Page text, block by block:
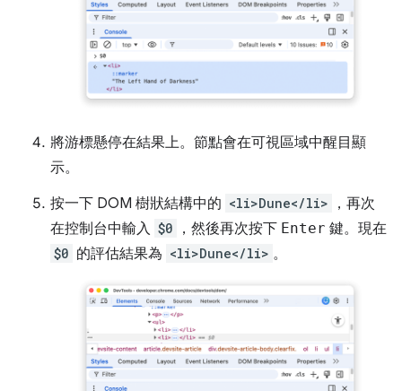
將游標懸停在結果上。節點會在可視區域中醒目顯
示。
按一下 DOM 樹狀結構中的 <li>Dune</li>
，再次
在控制台中輸入 $0 ，然後再次按下 Enter 鍵。現在
$0 的評估結果為 <li>Dune</li> 。